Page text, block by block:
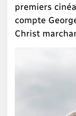
premiers
compte
Christ